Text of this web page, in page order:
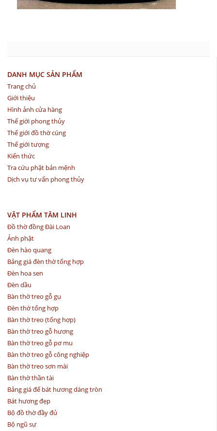
DANH MỤC SẢN PHẨM
Trang chủ
Giới thiệu
Hình ảnh cửa hàng
Thế giới phong thủy
Thế giới đồ thờ cúng
Thế giới tượng
Kiến thức
Tra cứu phật bản mệnh
Dịch vụ tư vấn phong thủy
VẬT PHẨM TÂM LINH
Đồ thờ đồng Đài Loan
Ảnh phật
Đèn hào quang
Bảng giá đèn thờ tổng hợp
Đèn hoa sen
Đèn dầu
Bàn thờ treo gỗ gụ
Đèn thờ tổng hợp
Bàn thờ treo (tổng hợp)
Bàn thờ treo gỗ hương
Bàn thờ treo gỗ pơ mu
Bàn thờ treo gỗ công nghiệp
Bàn thờ treo sơn mài
Bàn thờ thần tài
Bảng giá đế bát hương dáng tròn
Bát hương đẹp
Bộ đồ thờ đầy đủ
Bộ ngũ sự